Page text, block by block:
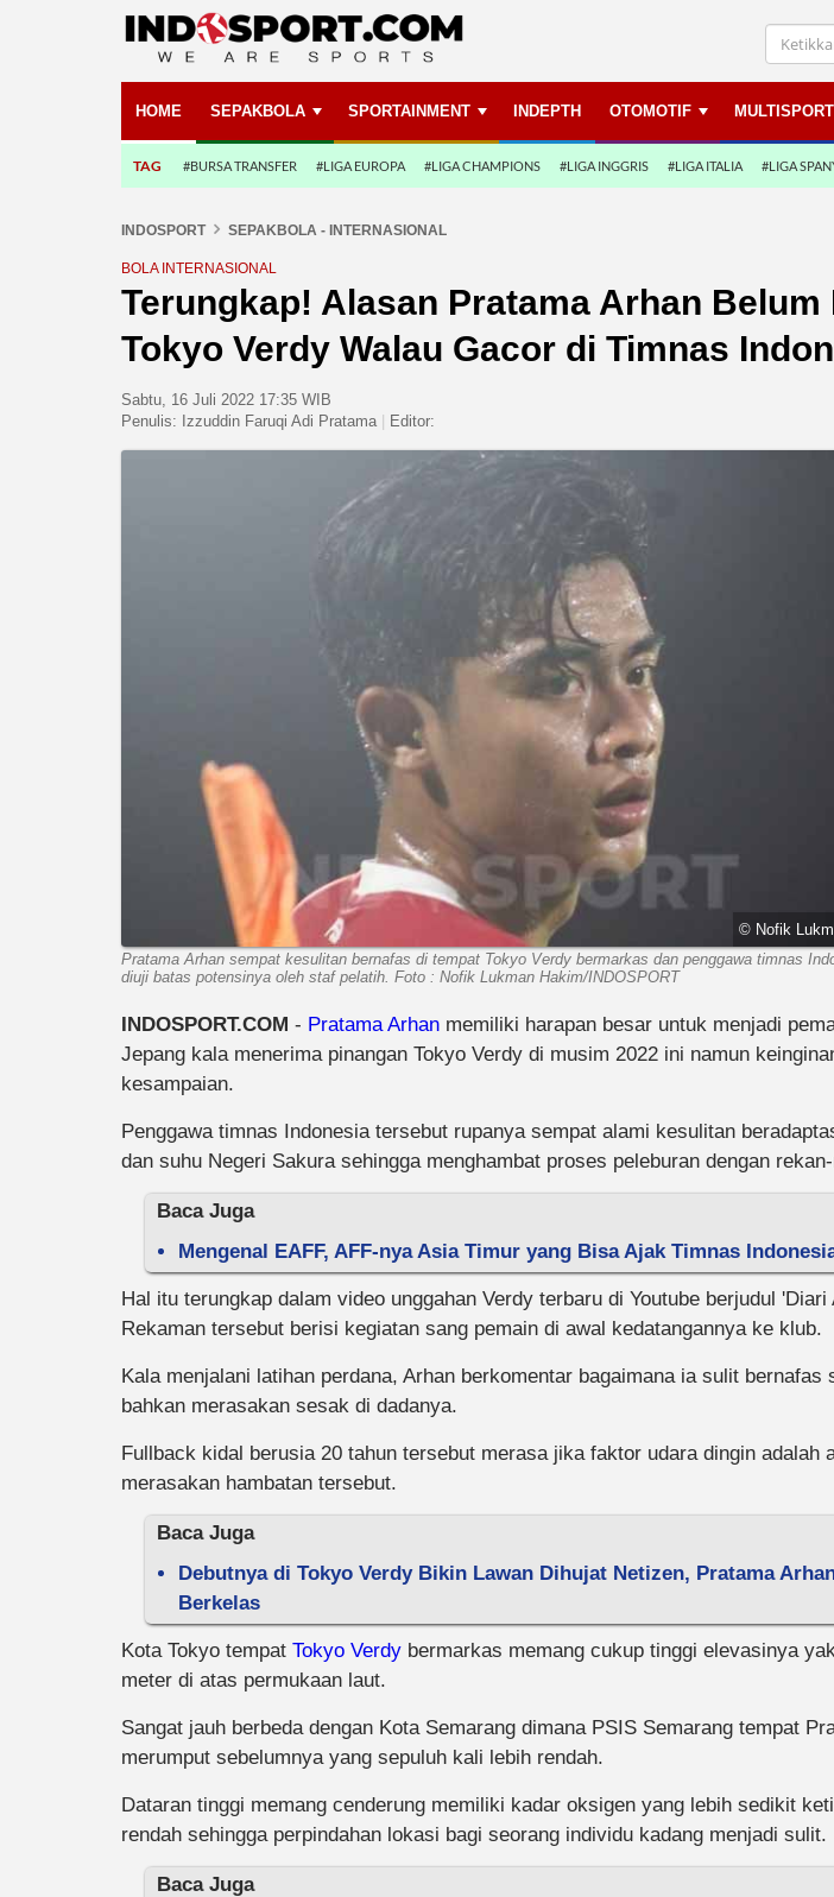
HOME SEPAKBOLA SPORTAINMENT INDEPTH OTOMOTIF MULTISPORT
TAG #BURSA TRANSFER #LIGA EUROPA #LIGA CHAMPIONS #LIGA INGGRIS #LIGA ITALIA #LIGA
INDOSPORT SEPAKBOLA - INTERNASIONAL
BOLA INTERNASIONAL
Terungkap! Alasan Pratama Arhan Belum
Tokyo Verdy Walau Gacor di Timnas
Sabtu, 16 Juli 2022 17:35 WIB
Penulis: Izzuddin Faruqi Adi Pratama Editor:
© Nofik
Pratama Arhan sempat kesulitan bernafas di tempat Tokyo Verdy bermarkas dan penggawa timnas
diuji batas potensinya oleh staf pelatih. Foto : Nofik Lukman Hakim/INDOSPORT
INDOSPORT.COM - Pratama Arhan memiliki harapan besar untuk menjadi
Jepang kala menerima pinangan Tokyo Verdy di musim 2022 ini namun
kesampaian.
Penggawa timnas Indonesia tersebut rupanya sempat alami kesulitan
dan suhu Negeri Sakura sehingga menghambat proses peleburan dengan
Baca Juga
Mengenal EAFF, AFF-nya Asia Timur yang Bisa Ajak Timnas
Hal itu terungkap dalam video unggahan Verdy terbaru di Youtube berjudul 'Diari
Rekaman tersebut berisi kegiatan sang pemain di awal kedatangannya ke klub.
Kala menjalani latihan perdana, Arhan berkomentar bagaimana ia sulit bernafas
bahkan merasakan sesak di dadanya.
Fullback kidal berusia 20 tahun tersebut merasa jika faktor udara dingin adalah
merasakan hambatan tersebut.
Baca Juga
Debutnya di Tokyo Verdy Bikin Lawan Dihujat Netizen, Pratama
Berkelas
Kota Tokyo tempat Tokyo Verdy bermarkas memang cukup tinggi elevasinya
meter di atas permukaan laut.
Sangat jauh berbeda dengan Kota Semarang dimana PSIS Semarang tempat
merumput sebelumnya yang sepuluh kali lebih rendah.
Dataran tinggi memang cenderung memiliki kadar oksigen yang lebih sedikit
rendah sehingga perpindahan lokasi bagi seorang individu kadang menjadi sulit.
Baca Juga